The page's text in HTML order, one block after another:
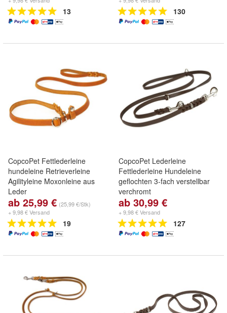
13 130
CopcoPet Fettlederleine
hundeleine Retrieverleine
Agilityleine Moxonleine aus
Leder
ab 25,99 € (25,99 €/Stk)
+ 9,98 € Versand
19
CopcoPet Lederleine
Fettlederleine Hundeleine
geflochten 3-fach verstellbar
verchromt
ab 30,99 €
+ 9,98 € Versand
127